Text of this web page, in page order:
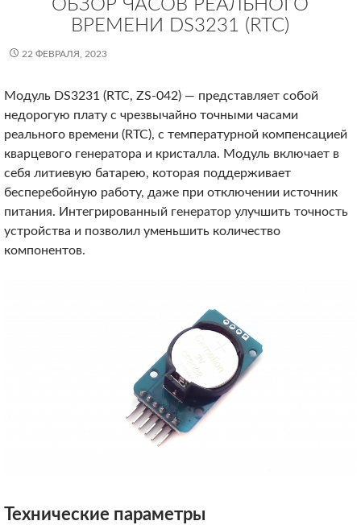
ОБЗОР ЧАСОВ РЕАЛЬНОГО
ВРЕМЕНИ DS3231 (RTC)
22 ФЕВРАЛЯ, 2023
Модуль DS3231 (RTC, ZS-042) — представляет собой
недорогую плату с чрезвычайно точными часами
реального времени (RTC), с температурной компенсацией
кварцевого генератора и кристалла. Модуль включает в
себя литиевую батарею, которая поддерживает
бесперебойную работу, даже при отключении источник
питания. Интегрированный генератор улучшить точность
устройства и позволил уменьшить количество
компонентов.
Технические параметры